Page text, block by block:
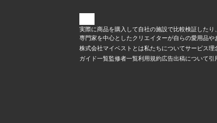
実際に商品を購入して自社の施設で比較検証したり、
専門家を中心としたクリエイターが自らの愛用品
株式会社マイベストとは私たちについてサービス理
ガイド一覧監修者一覧利用規約広告出稿について引